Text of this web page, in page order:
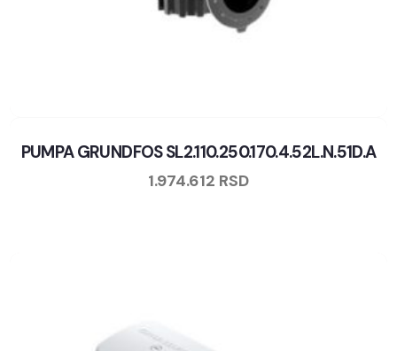
PUMPA GRUNDFOS SL2.110.250.170.4.52L.N.51D.A
1.974.612 RSD